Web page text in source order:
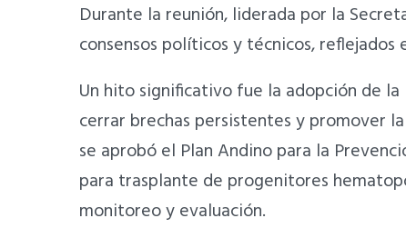
Durante la reunión, liderada por la
consensos políticos y técnicos,
Un hito significativo fue la adopción de
cerrar brechas persistentes y promover
se aprobó el Plan Andino para la
para trasplante de progenitores
monitoreo y evaluación.